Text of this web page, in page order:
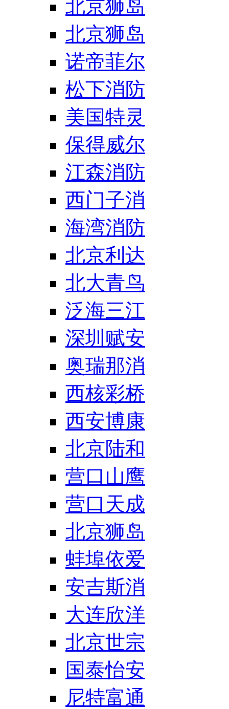
北京狮岛
北京狮岛
诺帝菲尔
松下消防
美国特灵
保得威尔
江森消防
西门子消
海湾消防
北京利达
北大青鸟
泛海三江
深圳赋安
奥瑞那消
西核彩桥
西安博康
北京陆和
营口山鹰
营口天成
北京狮岛
蚌埠依爱
安吉斯消
大连欣洋
北京世宗
国泰怡安
尼特富通